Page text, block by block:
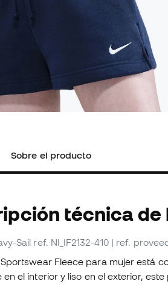
Sobre el producto
técnica de
Sail ref. NI_IF2132-410 | ref.
Fleece para mujer está
en el interior y liso en el exterior,